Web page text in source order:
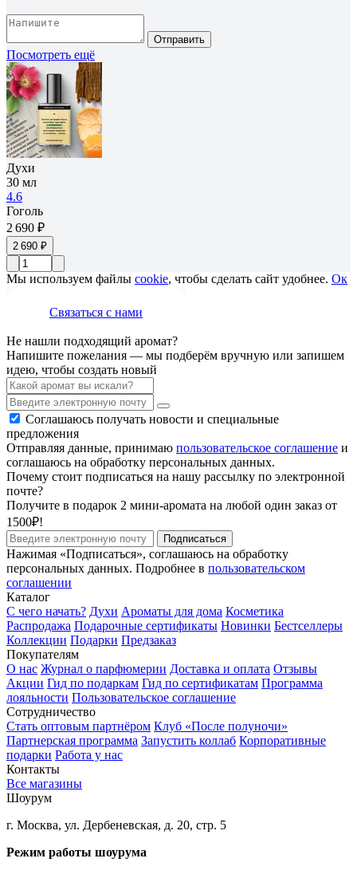
Отправить
Посмотреть ещё
Духи
30 мл
4.6
Гоголь
2 690 ₽
2 690 ₽
Мы используем файлы cookie, чтобы сделать сайт удобнее. Ок
Связаться с нами
Не нашли подходящий аромат?
Напишите пожелания — мы подберём вручную или запишем
идею, чтобы создать новый
Соглашаюсь получать новости и специальные
предложения
Отправляя данные, принимаю пользовательское соглашение и
соглашаюсь на обработку персональных данных.
Почему стоит подписаться на нашу рассылку по электронной
почте?
Получите в подарок 2 мини-аромата на любой один заказ от
1500₽!
Подписаться
Нажимая «Подписаться», соглашаюсь на обработку
персональных данных. Подробнее в пользовательском
соглашении
Каталог
С чего начать? Духи Ароматы для дома Косметика
Распродажа Подарочные сертификаты Новинки Бестселлеры
Коллекции Подарки Предзаказ
Покупателям
О нас Журнал о парфюмерии Доставка и оплата Отзывы
Акции Гид по подаркам Гид по сертификатам Программа
лояльности Пользовательское соглашение
Сотрудничество
Стать оптовым партнёром Клуб «После полуночи»
Партнерская программа Запустить коллаб Корпоративные
подарки Работа у нас
Контакты
Все магазины
Шоурум
г. Москва, ул. Дербеневская, д. 20, стр. 5
Режим работы шоурума